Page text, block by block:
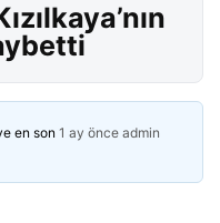
en son 1 ay önce admin